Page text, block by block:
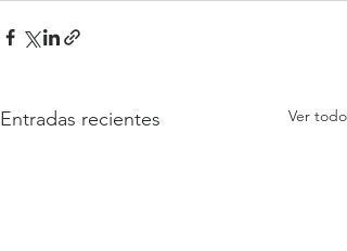
Entradas recientes Ver todo